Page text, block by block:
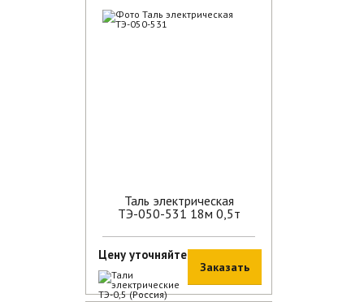
Таль электрическая
ТЭ-050-531 18м 0,5т
Цену уточняйте
Заказать